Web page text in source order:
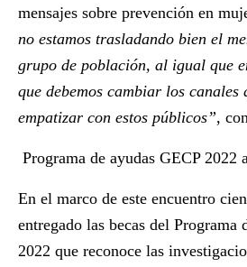
mensajes sobre prevención en
no estamos trasladando bien el
grupo de población, al igual que
que debemos cambiar los canales
empatizar con estos públicos”,
Programa de ayudas GECP 2022
En el marco de este encuentro
entregado las becas del Programa
2022 que reconoce las